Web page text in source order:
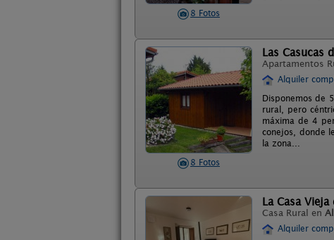
8 Fotos
8 Fotos
Las Casucas
Apartamentos
Alquiler
Disponemos de
rural, pero
máxima de 4
conejos, donde
la zona...
La Casa Vieja
Casa Rural en
Alquiler